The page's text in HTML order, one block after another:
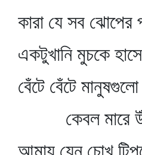
কারা যে সব ঝোপের
একটুখানি মুচকে
বেঁটে বেঁটে মানুষগুলো
কেবল মারে